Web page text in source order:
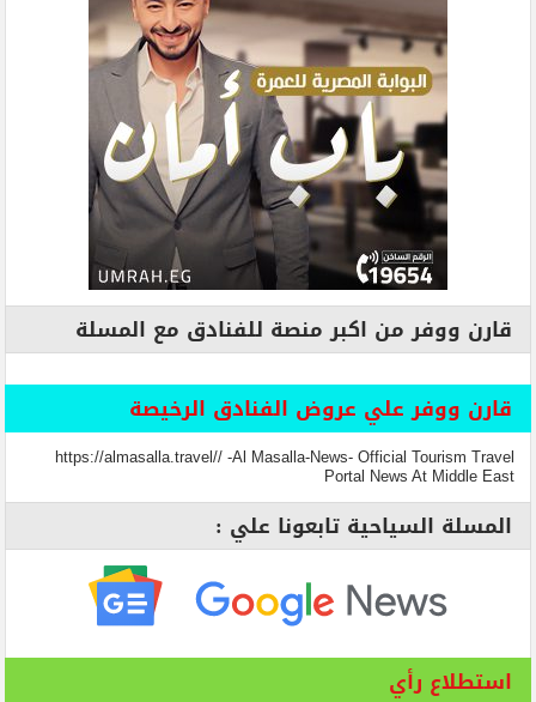
قارن ووفر من اكبر منصة للفنادق مع المسلة
قارن ووفر علي عروض الفنادق الرخيصة
https://almasalla.travel// -Al Masalla-News- Official Tourism Travel
Portal News At Middle East
المسلة السياحية تابعونا علي :
استطلاع رأي